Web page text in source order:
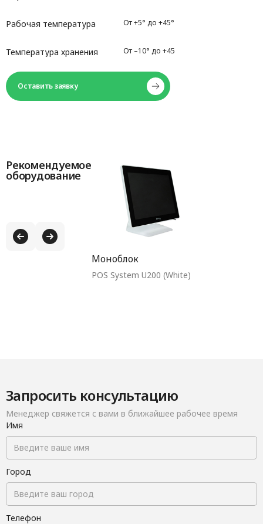
Рабочая температура От +5° до +45°
Температура хранения От –10° до +45
Оставить заявку
Рекомендуемое
оборудование
Моноблок
POS System U200 (White)
Запросить консультацию
Менеджер свяжется с вами в ближайшее рабочее время
Имя
Город
Телефон